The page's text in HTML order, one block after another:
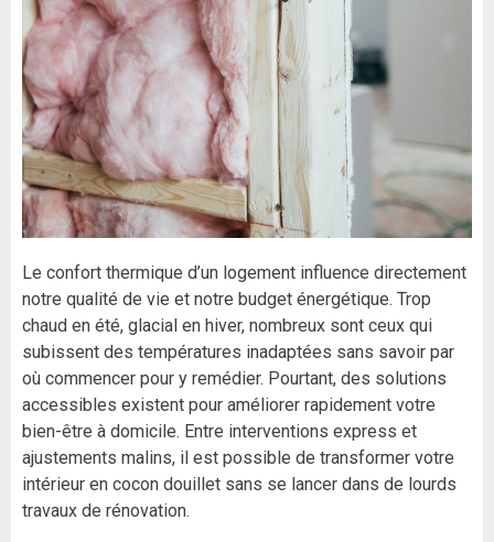
Le confort thermique d’un logement influence directement
notre qualité de vie et notre budget énergétique. Trop
chaud en été, glacial en hiver, nombreux sont ceux qui
subissent des températures inadaptées sans savoir par
où commencer pour y remédier. Pourtant, des solutions
accessibles existent pour améliorer rapidement votre
bien-être à domicile. Entre interventions express et
ajustements malins, il est possible de transformer votre
intérieur en cocon douillet sans se lancer dans de lourds
travaux de rénovation.